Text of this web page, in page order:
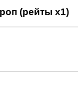
(рейты x1)